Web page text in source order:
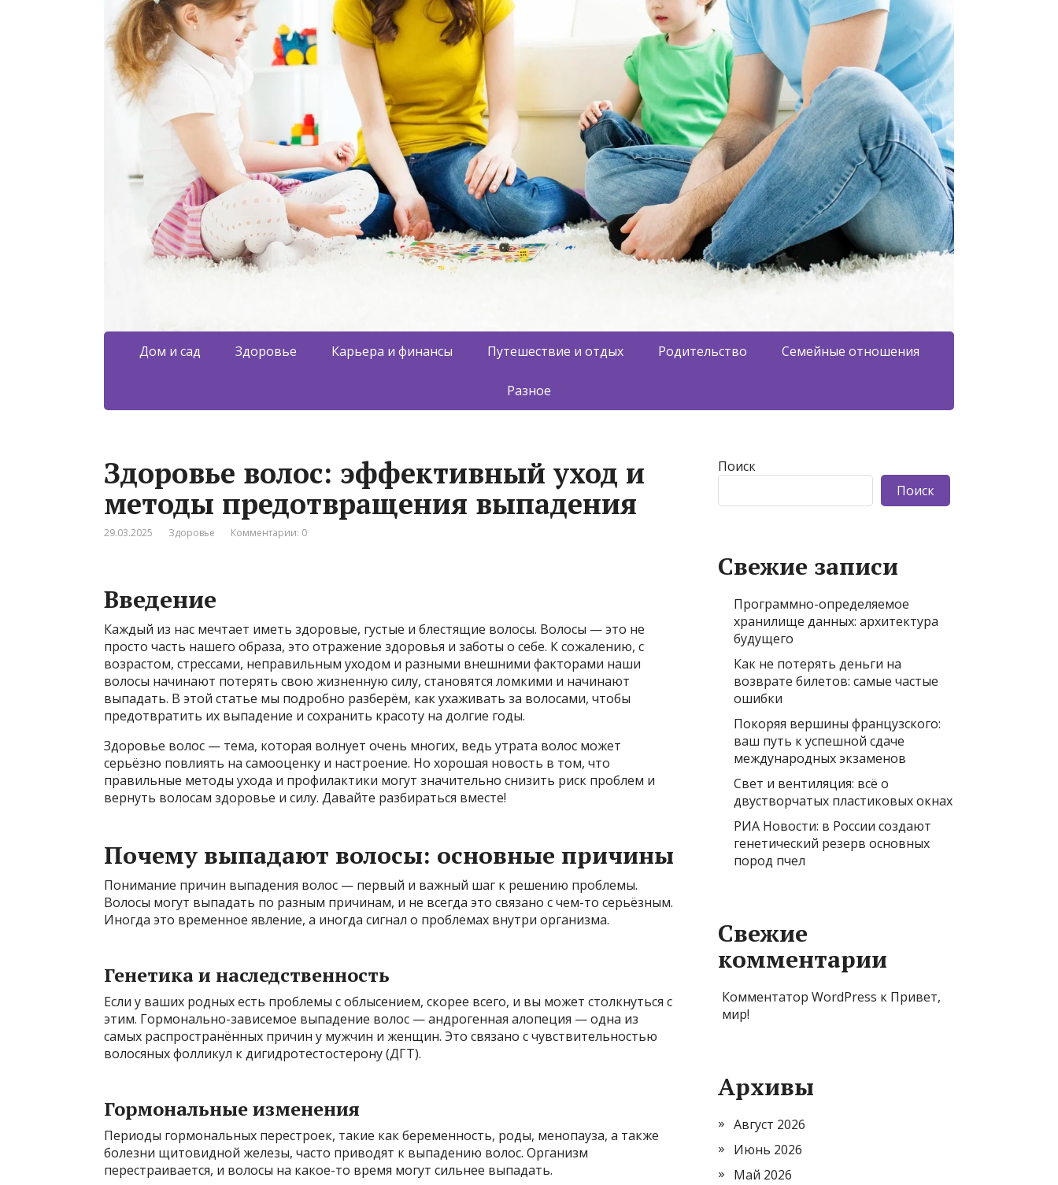
Дом и сад Здоровье Карьера и финансы Путешествие и отдых Родительство Семейные отношения
Разное
Здоровье волос: эффективный уход и
методы предотвращения выпадения
29.03.2025 Здоровье Комментарии: 0
Введение
Каждый из нас мечтает иметь здоровые, густые и блестящие волосы. Волосы — это не
просто часть нашего образа, это отражение здоровья и заботы о себе. К сожалению, с
возрастом, стрессами, неправильным уходом и разными внешними факторами наши
волосы начинают потерять свою жизненную силу, становятся ломкими и начинают
выпадать. В этой статье мы подробно разберём, как ухаживать за волосами, чтобы
предотвратить их выпадение и сохранить красоту на долгие годы.
Здоровье волос — тема, которая волнует очень многих, ведь утрата волос может
серьёзно повлиять на самооценку и настроение. Но хорошая новость в том, что
правильные методы ухода и профилактики могут значительно снизить риск проблем и
вернуть волосам здоровье и силу. Давайте разбираться вместе!
Почему выпадают волосы: основные причины
Понимание причин выпадения волос — первый и важный шаг к решению проблемы.
Волосы могут выпадать по разным причинам, и не всегда это связано с чем-то серьёзным.
Иногда это временное явление, а иногда сигнал о проблемах внутри организма.
Генетика и наследственность
Если у ваших родных есть проблемы с облысением, скорее всего, и вы может столкнуться с
этим. Гормонально-зависемое выпадение волос — андрогенная алопеция — одна из
самых распространённых причин у мужчин и женщин. Это связано с чувствительностью
волосяных фолликул к дигидротестостерону (ДГТ).
Гормональные изменения
Периоды гормональных перестроек, такие как беременность, роды, менопауза, а также
болезни щитовидной железы, часто приводят к выпадению волос. Организм
перестраивается, и волосы на какое-то время могут сильнее выпадать.
Поиск
Поиск
Свежие записи
Программно-определяемое
хранилище данных: архитектура
будущего
Как не потерять деньги на
возврате билетов: самые частые
ошибки
Покоряя вершины французского:
ваш путь к успешной сдаче
международных экзаменов
Свет и вентиляция: всё о
двустворчатых пластиковых окнах
РИА Новости: в России создают
генетический резерв основных
пород пчел
Свежие
комментарии
Комментатор WordPress к Привет,
мир!
Архивы
Август 2026
Июнь 2026
Май 2026